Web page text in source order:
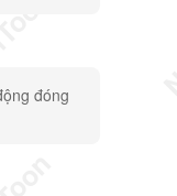
đóng